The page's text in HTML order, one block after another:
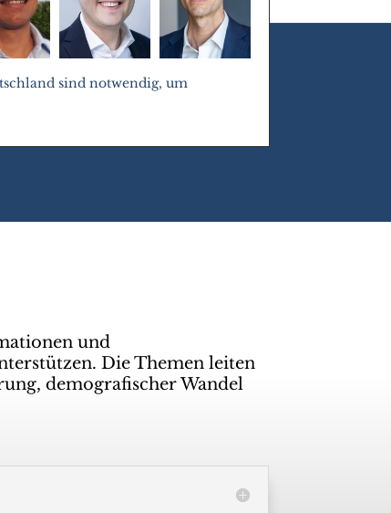
sind notwendig, um
und
Die Themen leiten
demografischer Wandel